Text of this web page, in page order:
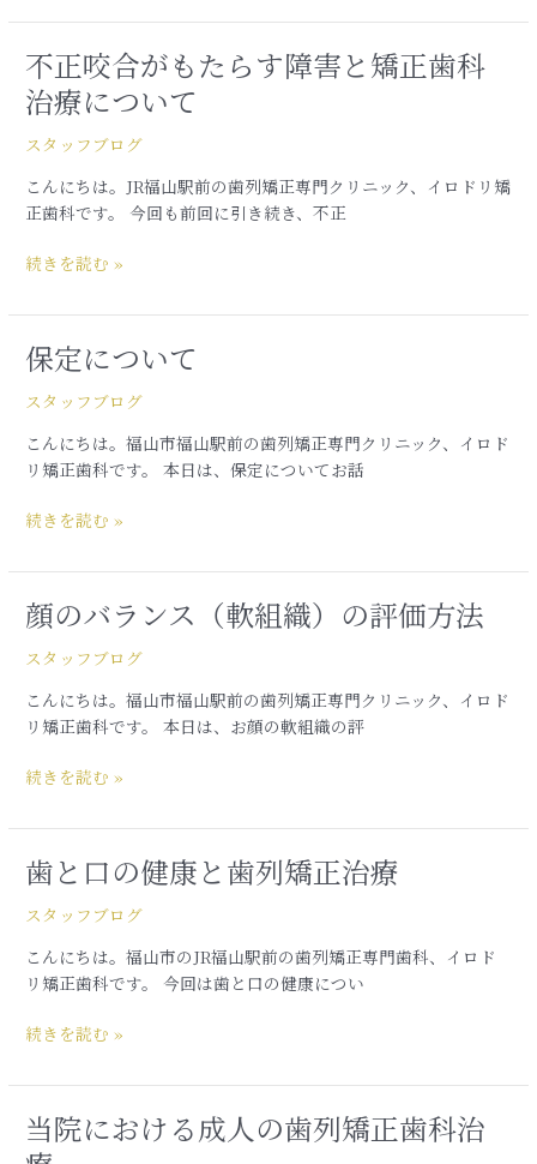
つ
い
て
不正咬合がもたらす障害と矯正歯科
治療について
スタッフブログ
こんにちは。JR福山駅前の歯列矯正専門クリニック、イロドリ矯
正歯科です。 今回も前回に引き続き、不正
不
正
咬
合
も
た
す
害
と
矯
正
科
治
療
に
て
続きを読む »
保定について
スタッフブログ
こんにちは。福山市福山駅前の歯列矯正専門クリニック、イロド
リ矯正歯科です。 本日は、保定についてお話
保
定
に
い
て
続きを読む »
顔のバランス（軟組織）の評価方法
スタッフブログ
こんにちは。福山市福山駅前の歯列矯正専門クリニック、イロド
リ矯正歯科です。 本日は、お顔の軟組織の評
顔
の
バ
ン
ス
（軟
評
方
法
続きを読む »
歯と口の健康と歯列矯正治療
スタッフブログ
こんにちは。福山市のJR福山駅前の歯列矯正専門歯科、イロド
リ矯正歯科です。 今回は歯と口の健康につい
歯
と
口
健
康
と
正
治
続きを読む »
当院における成人の歯列矯正歯科治
当
院